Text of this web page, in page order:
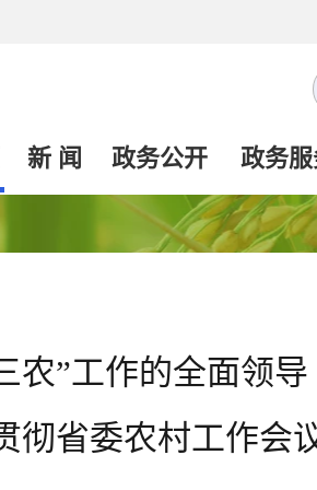
新 闻 政务公开 政务
农”工作的全面领导
省委农村工作会